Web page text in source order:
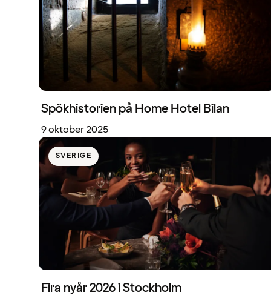
Spökhistorien på Home Hotel Bilan
9 oktober 2025
SVERIGE
Fira nyår 2026 i Stockholm